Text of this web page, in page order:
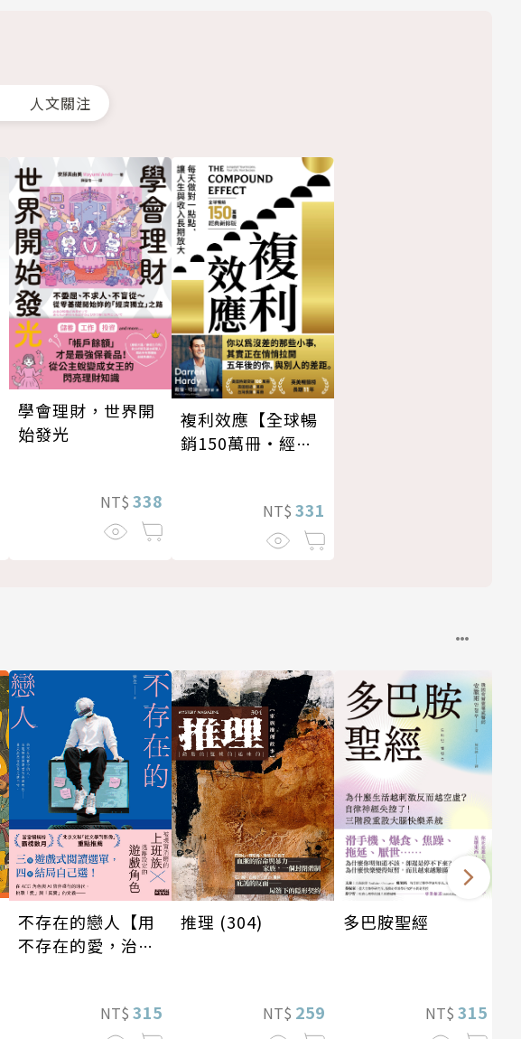
人文關注
學會理財，世界開
始發光
NT$ 338
複利效應【全球暢
銷150萬冊・經典
NT$ 331
不存在的戀人【用
不存在的愛，治癒
NT$ 315
推理 (304)
NT$ 259
多巴胺聖經
NT$ 315